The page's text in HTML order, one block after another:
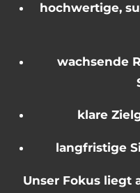
hochwertige,
wachsende
klare
langfristige
Unser Fokus liegt